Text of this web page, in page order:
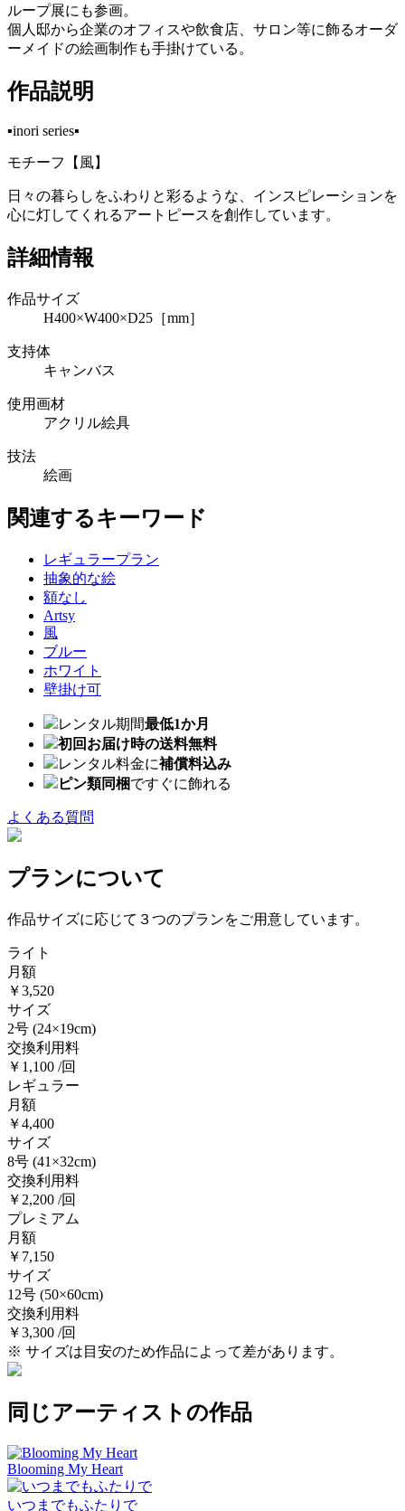
ループ展にも参画。
個人邸から企業のオフィスや飲食店、サロン等に飾るオーダ
ーメイドの絵画制作も手掛けている。
作品説明
▪️inori series▪️
モチーフ【風】
日々の暮らしをふわりと彩るような、インスピレーションを
心に灯してくれるアートピースを創作しています。
詳細情報
作品サイズ
H400×W400×D25［mm］
支持体
キャンバス
使用画材
アクリル絵具
技法
絵画
関連するキーワード
レギュラープラン
抽象的な絵
額なし
Artsy
風
ブルー
ホワイト
壁掛け可
レンタル期間最低1か月
初回お届け時の送料無料
レンタル料金に補償料込み
ピン類同梱ですぐに飾れる
よくある質問
プランについて
作品サイズに応じて３つのプランをご用意しています。
ライト
月額
￥3,520
サイズ
2号 (24×19cm)
交換利用料
￥1,100 /回
レギュラー
月額
￥4,400
サイズ
8号 (41×32cm)
交換利用料
￥2,200 /回
プレミアム
月額
￥7,150
サイズ
12号 (50×60cm)
交換利用料
￥3,300 /回
※ サイズは目安のため作品によって差があります。
同じアーティストの作品
Blooming My Heart
いつまでもふたりで